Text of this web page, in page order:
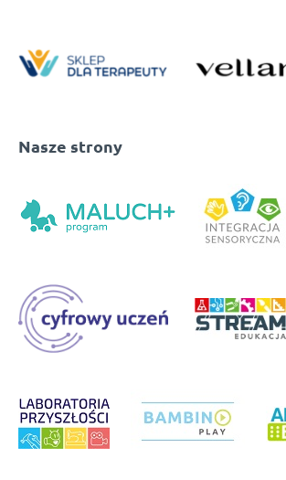
Nasze strony